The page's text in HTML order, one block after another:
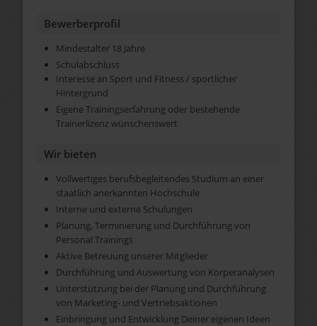
Bewerberprofil
Mindestalter 18 Jahre
Schulabschluss
Interesse an Sport und Fitness / sportlicher
Hintergrund
Eigene Trainingserfahrung oder bestehende
Trainerlizenz wünschenswert
Wir bieten
Vollwertiges berufsbegleitendes Studium an einer
staatlich anerkannten Hochschule
Interne und externe Schulungen
Planung, Terminierung und Durchführung von
Personal Trainings
Aktive Betreuung unserer Mitglieder
Durchführung und Auswertung von Körperanalysen
Unterstützung bei der Planung und Durchführung
von Marketing- und Vertriebsaktionen
Einbringung und Entwicklung Deiner eigenen Ideen